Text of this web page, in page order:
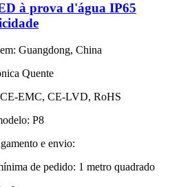
à prova d'água IP65
Guangdong, China
Quente
EMC, CE-LVD, RoHS
P8
e envio:
de pedido: 1 metro quadrado